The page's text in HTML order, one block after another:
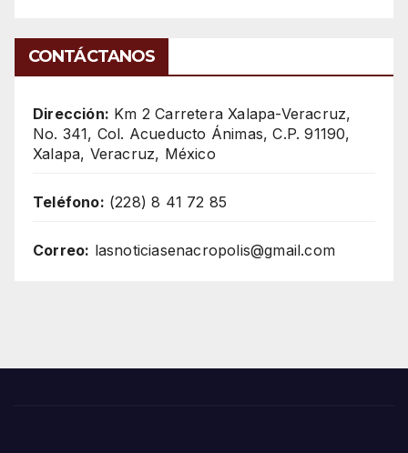
CONTÁCTANOS
Dirección: Km 2 Carretera Xalapa-Veracruz,
No. 341, Col. Acueducto Ánimas, C.P. 91190,
Xalapa, Veracruz, México
Teléfono: (228) 8 41 72 85
Correo: lasnoticiasenacropolis@gmail.com